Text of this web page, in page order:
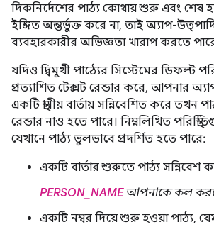
দিকনির্দেশের পাঠ্য কোথায় শুরু এবং শেষ
ইঙ্গিত অন্তর্ভুক্ত করে না, তাই অ্যাপ-
ব্যবহারকারীর অভিজ্ঞতা খারাপ করতে
যদিও দ্বিমুখী পাঠ্যের সিস্টেমের ডিফল্ট
প্রত্যাশিত টেক্সট রেন্ডার করে, আপনার
একটি স্থানীয় বার্তায় সন্নিবেশিত করে তখন
রেন্ডার নাও হতে পারে। নিম্নলিখিত
যেখানে পাঠ্য ভুলভাবে প্রদর্শিত হতে পারে:
একটি বার্তার শুরুতে পাঠ্য সন্নিবেশ
PERSON_NAME আপনাকে কল
একটি নম্বর দিয়ে শুরু হওয়া পাঠ্য,